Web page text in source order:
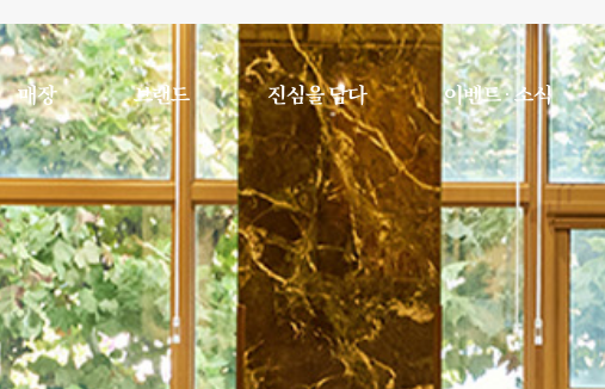
매장 브랜드 진심을 담다 이벤트 · 소식